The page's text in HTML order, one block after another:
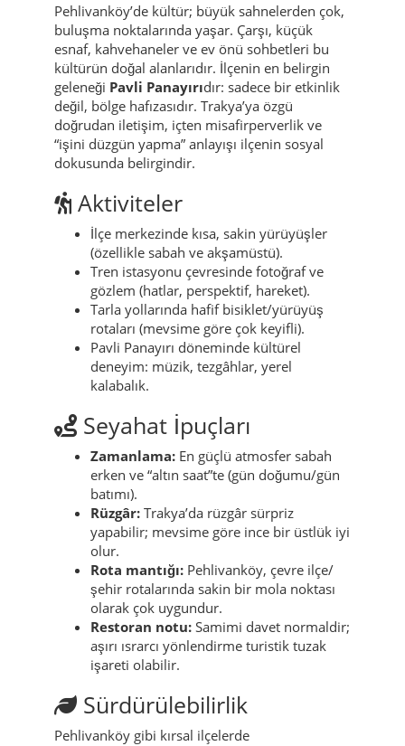
Pehlivanköy’de kültür; büyük sahnelerden çok,
buluşma noktalarında yaşar. Çarşı, küçük
esnaf, kahvehaneler ve ev önü sohbetleri bu
kültürün doğal alanlarıdır. İlçenin en belirgin
geleneği Pavli Panayırıdır: sadece bir etkinlik
değil, bölge hafızasıdır. Trakya’ya özgü
doğrudan iletişim, içten misafirperverlik ve
“işini düzgün yapma” anlayışı ilçenin sosyal
dokusunda belirgindir.
Aktiviteler
İlçe merkezinde kısa, sakin yürüyüşler
(özellikle sabah ve akşamüstü).
Tren istasyonu çevresinde fotoğraf ve
gözlem (hatlar, perspektif, hareket).
Tarla yollarında hafif bisiklet/yürüyüş
rotaları (mevsime göre çok keyifli).
Pavli Panayırı döneminde kültürel
deneyim: müzik, tezgâhlar, yerel
kalabalık.
Seyahat İpuçları
Zamanlama: En güçlü atmosfer sabah
erken ve “altın saat”te (gün doğumu/gün
batımı).
Rüzgâr: Trakya’da rüzgâr sürpriz
yapabilir; mevsime göre ince bir üstlük iyi
olur.
Rota mantığı: Pehlivanköy, çevre ilçe/
şehir rotalarında sakin bir mola noktası
olarak çok uygundur.
Restoran notu: Samimi davet normaldir;
aşırı ısrarcı yönlendirme turistik tuzak
işareti olabilir.
Sürdürülebilirlik
Pehlivanköy gibi kırsal ilçelerde